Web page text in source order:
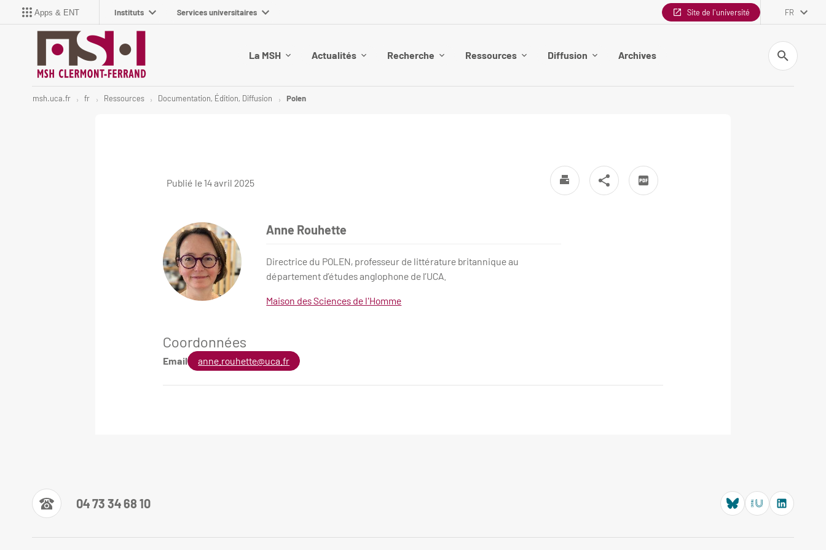
Apps & ENT Instituts Services universitaires Site de l'université FR
La MSH Actualités Recherche Ressources Diffusion Archives
Recherche
msh.uca.fr fr Ressources Documentation, Édition, Diffusion Polen
Publié le 14 avril 2025
Anne Rouhette
Directrice du POLEN, professeur de littérature britannique au
département d’études anglophone de l’UCA.
Maison des Sciences de l'Homme
Coordonnées
Email anne.rouhette@uca.fr
04 73 34 68 10